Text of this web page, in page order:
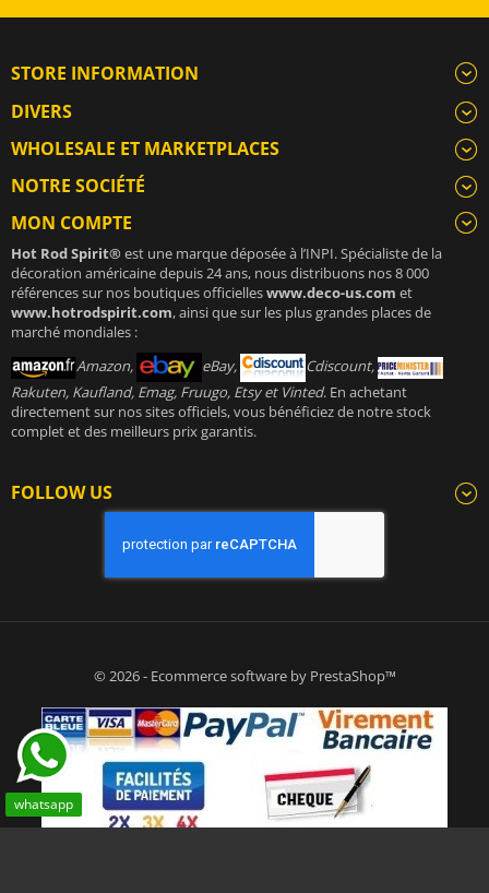
STORE INFORMATION
DIVERS
WHOLESALE ET MARKETPLACES
NOTRE SOCIÉTÉ
MON COMPTE
Hot Rod Spirit®est une marque déposée à l’INPI. Spécialiste de la
décoration américaine depuis 24 ans, nous distribuons nos 8 000
références sur nos boutiques officielleswww.deco-us.com et
www.hotrodspirit.com, ainsi que sur les plus grandes places de
marché mondiales :
Amazon,
eBay,
Cdiscount,
Rakuten, Kaufland, Emag, Fruugo, Etsy et Vinted. En achetant
directement sur nos sites officiels, vous bénéficiez de notre stock
complet et des meilleurs prix garantis.
FOLLOW US
whatsapp
© 2026 - Ecommerce software by PrestaShop™